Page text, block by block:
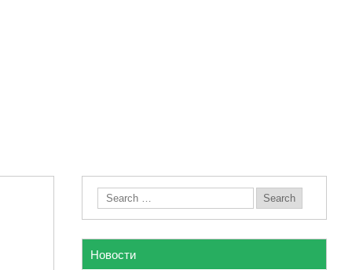
Новости